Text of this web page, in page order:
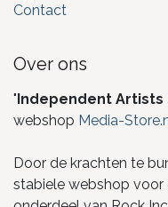
Contact
Over ons
"Independent Artists
webshop Media-
Door de krachten te
stabiele webshop voor